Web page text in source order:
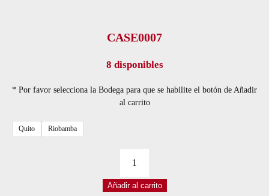
CASE0007
8 disponibles
* Por favor selecciona la Bodega para que se habilite el botón de Añadir
al carrito
Quito Riobamba
PI
Añadir al carrito